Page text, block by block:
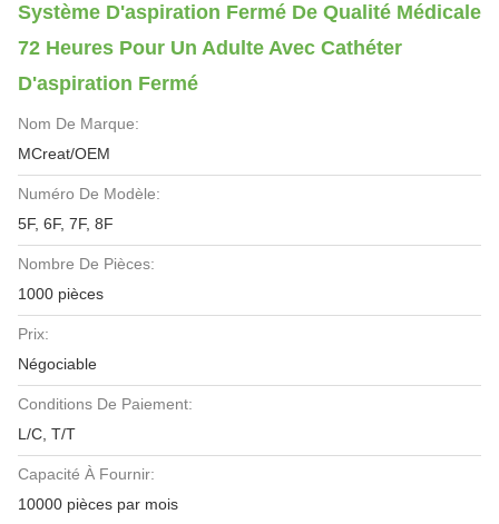
Système D'aspiration Fermé De Qualité Médicale
72 Heures Pour Un Adulte Avec Cathéter
D'aspiration Fermé
Nom De Marque:
MCreat/OEM
Numéro De Modèle:
5F, 6F, 7F, 8F
Nombre De Pièces:
1000 pièces
Prix:
Négociable
Conditions De Paiement:
L/C, T/T
Capacité À Fournir:
10000 pièces par mois